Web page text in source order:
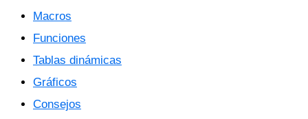
Macros
Funciones
Tablas dinámicas
Gráficos
Consejos